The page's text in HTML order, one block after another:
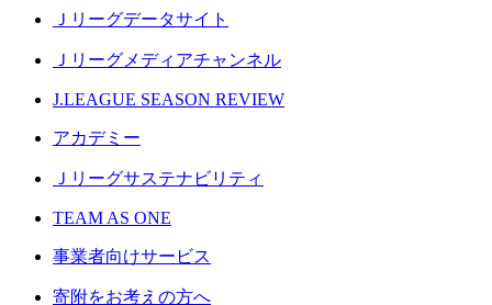
Ｊリーグデータサイト
Ｊリーグメディアチャンネル
J.LEAGUE SEASON REVIEW
アカデミー
Ｊリーグサステナビリティ
TEAM AS ONE
事業者向けサービス
寄附をお考えの方へ